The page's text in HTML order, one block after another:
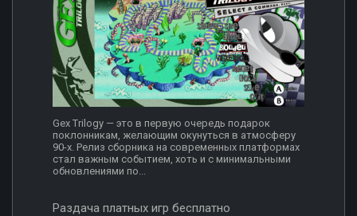
Gex Trilogy — это в первую очередь подарок
поклонникам, желающим окунуться в атмосферу
90-х. Релиз сборника на современных платформах
стал важным событием, хоть и с минимальными
обновлениями по...
Раздача платных игр бесплатно